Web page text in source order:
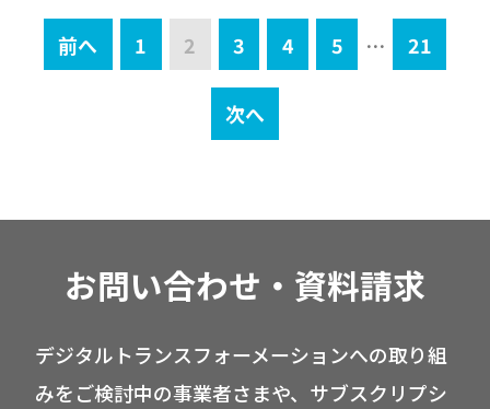
前へ 1 2 3 4 5 … 21
次へ
お問い合わせ・資料請求
デジタルトランスフォーメーションへの取り組
みをご検討中の事業者さまや、サブスクリプシ